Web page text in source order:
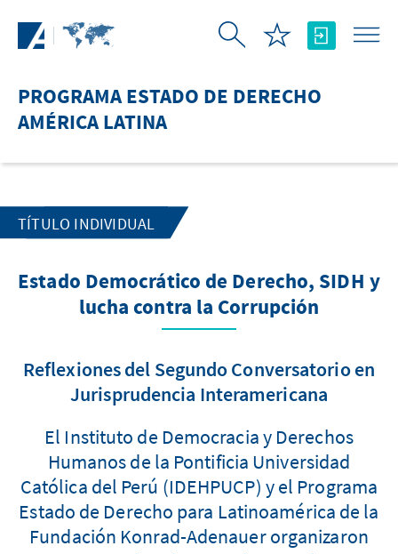
PROGRAMA ESTADO DE DERECHO
AMÉRICA LATINA
TÍTULO INDIVIDUAL
Estado Democrático de Derecho, SIDH y
lucha contra la Corrupción
Reflexiones del Segundo Conversatorio en
Jurisprudencia Interamericana
El Instituto de Democracia y Derechos
Humanos de la Pontificia Universidad
Católica del Perú (IDEHPUCP) y el Programa
Estado de Derecho para Latinoamérica de la
Fundación Konrad-Adenauer organizaron